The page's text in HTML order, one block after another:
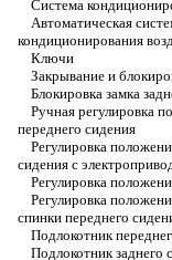
Система
Автоматическая
кондиционирования
Ключи
Закрывание и
Блокировка замка
Ручная регулировка
переднего сидения
Регулировка
сидения с
Регулировка
Регулировка
спинки переднего
Подлокотник
Подлокотник заднего